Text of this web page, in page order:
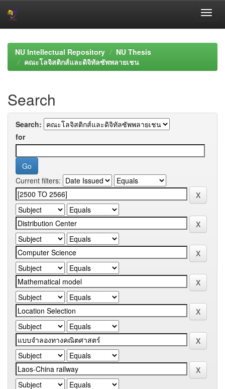
navigationNU Intellectual Repository
NU Thesis
คณะโลจิสติกส์และดิจิทัลซัพพลายเชน
Search
Search:
for
Current filters: